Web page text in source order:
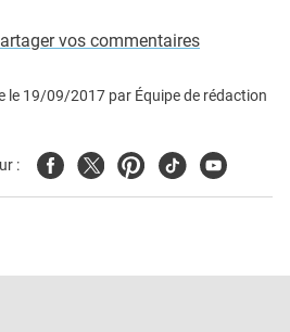
vos commentaires
le 19/09/2017 par Équipe de rédaction
: FacebookTwitterPinterest
TiktokYoutube